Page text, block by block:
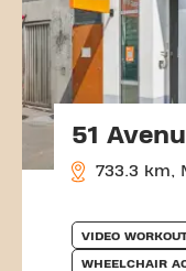
51
733.3 km,
VIDEO
WHEELCHAIR